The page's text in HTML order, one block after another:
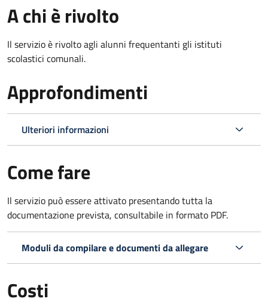
A chi è rivolto
Il servizio è rivolto agli alunni frequentanti gli istituti
scolastici comunali.
Approfondimenti
Ulteriori informazioni
Come fare
Il servizio può essere attivato presentando tutta la
documentazione prevista, consultabile in formato PDF.
Moduli da compilare e documenti da allegare
Costi